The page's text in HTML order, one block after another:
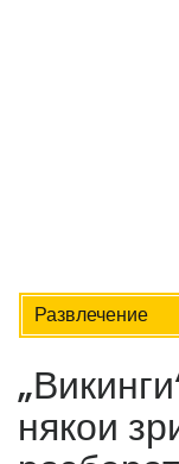
Развлечение
някои